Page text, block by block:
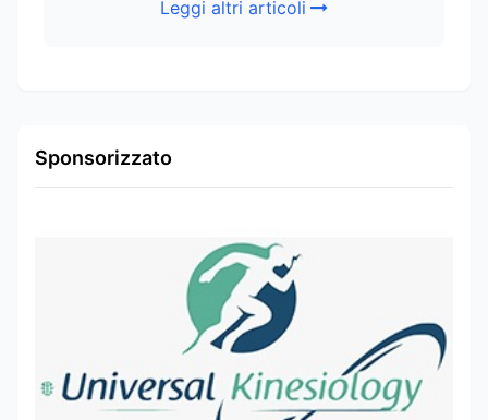
Leggi altri articoli
Sponsorizzato